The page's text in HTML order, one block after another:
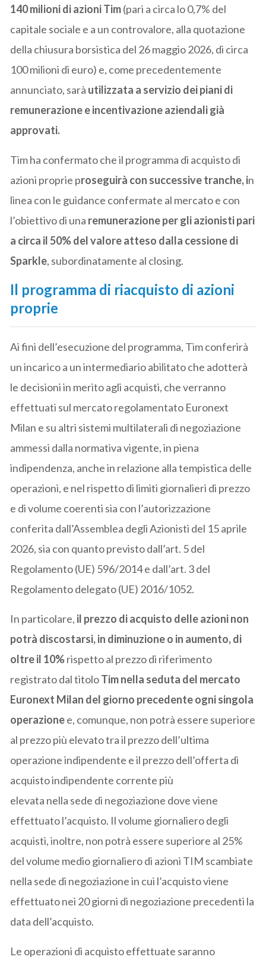
140 milioni di azioni Tim(pari a circa lo 0,7% del
capitale sociale e a un controvalore, alla quotazione
della chiusura borsistica del 26 maggio 2026, di circa
100 milioni di euro) e, come precedentemente
annunciato, sarà utilizzata a servizio dei piani di
remunerazione e incentivazione aziendali già
approvati.
Tim ha confermato che il programma di acquisto di
azioni proprie proseguirà con successive tranche, in
linea con le guidance confermate al mercato e con
l’obiettivo di una remunerazione per gli azionisti pari
a circa il 50% del valore atteso dalla cessione di
Sparkle, subordinatamente al closing.
Il programma di riacquisto di azioni
proprie
Ai fini dell’esecuzione del programma, Tim conferirà
un incarico a un intermediario abilitato che adotterà
le decisioni in merito agli acquisti, che verranno
effettuati sul mercato regolamentato Euronext
Milan e su altri sistemi multilaterali di negoziazione
ammessi dalla normativa vigente, in piena
indipendenza, anche in relazione alla tempistica delle
operazioni, e nel rispetto di limiti giornalieri di prezzo
e di volume coerenti sia con l’autorizzazione
conferita dall’Assemblea degli Azionisti del 15 aprile
2026, sia con quanto previsto dall’art. 5 del
Regolamento (UE) 596/2014 e dall’art. 3 del
Regolamento delegato (UE) 2016/1052.
In particolare, il prezzo di acquisto delle azioni non
potrà discostarsi, in diminuzione o in aumento, di
oltre il 10%rispetto al prezzo di riferimento
registrato dal titoloTim nella seduta del mercato
Euronext Milan del giorno precedente ogni singola
operazionee, comunque, non potrà essere superiore
al prezzo più elevato tra il prezzo dell’ultima
operazione indipendente e il prezzo dell’offerta di
acquisto indipendente corrente più
elevata nella sede di negoziazione dove viene
effettuato l’acquisto. Il volume giornaliero degli
acquisti, inoltre, non potrà essere superiore al 25%
del volume medio giornaliero di azioni TIM scambiate
nella sede di negoziazione in cui l’acquisto viene
effettuato nei 20 giorni di negoziazione precedenti la
data dell’acquisto.
Le operazioni di acquisto effettuate saranno